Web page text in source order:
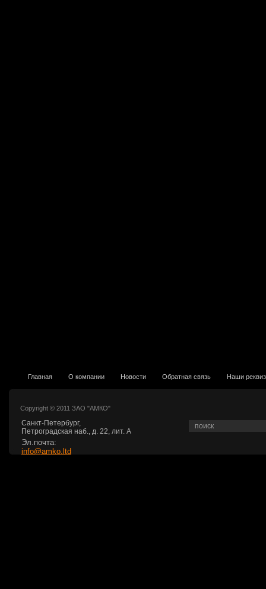
Главная О компании Новости Обратная связь Наши
Санкт-Петербург,
Петроградская наб., д. 22, лит. А
Эл.почта:
info@amko.ltd
Copyright © 2011 ЗАО "АМКО"